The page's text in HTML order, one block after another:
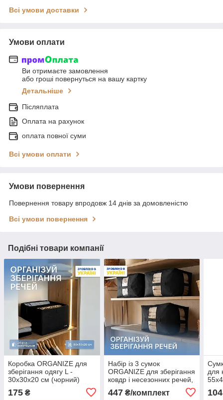
Всі умови доставки
Умови оплати
Ви отримаєте замовлення
або гроші повернуться на вашу картку
Детальніше
Післяплата
Оплата на рахунок
оплата повної суми
Всі умови оплати
Умови повернення
Повернення товару впродовж 14 днів за домовленістю
Всі умови повернення
Подібні товари компанії
Коробка ORGANIZE для
зберігання одягу L -
30x30x20 см (чорний)
175 ₴
Набір із 3 сумок
ORGANIZE для зберігання
ковдр і несезонних речей,
46×32×29 см чорний (HS-
3 XL-black)
447₴/комплект
для
104